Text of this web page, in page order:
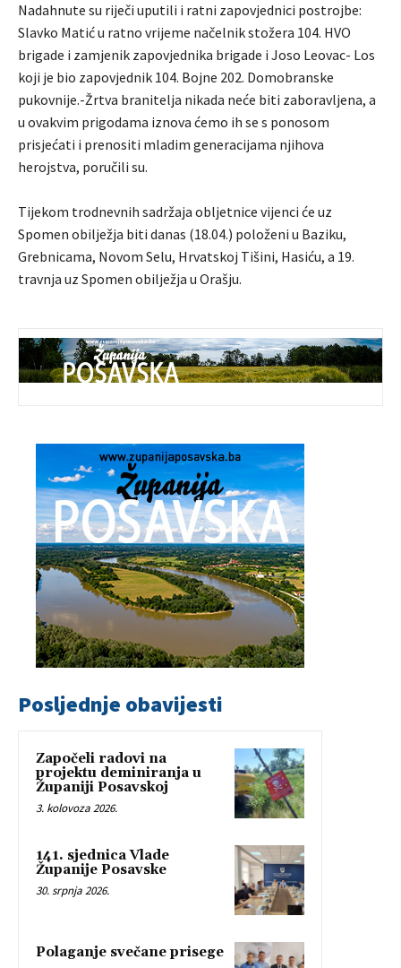
Nadahnute su riječi uputili i ratni zapovjednici postrojbe:
Slavko Matić u ratno vrijeme načelnik stožera 104. HVO
brigade i zamjenik zapovjednika brigade i Joso Leovac- Los
koji je bio zapovjednik 104. Bojne 202. Domobranske
pukovnije.-Žrtva branitelja nikada neće biti zaboravljena, a
u ovakvim prigodama iznova ćemo ih se s ponosom
prisjećati i prenositi mladim generacijama njihova
herojstva, poručili su.
Tijekom trodnevnih sadržaja obljetnice vijenci će uz
Spomen obilježja biti danas (18.04.) položeni u Baziku,
Grebnicama, Novom Selu, Hrvatskoj Tišini, Hasiću, a 19.
travnja uz Spomen obilježja u Orašju.
Posljednje obavijesti
Započeli radovi na
projektu deminiranja u
Županiji Posavskoj
3. kolovoza 2026.
141. sjednica Vlade
Županije Posavske
30. srpnja 2026.
Polaganje svečane prisege